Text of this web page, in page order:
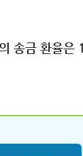
송금 환율은